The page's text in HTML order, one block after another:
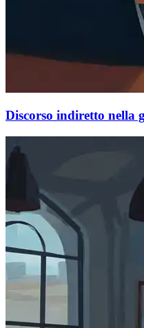
Discorso indiretto nella